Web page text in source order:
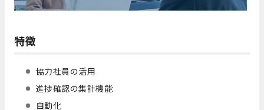
特徴
協力社員の活用
進捗確認の集計機能
自動化